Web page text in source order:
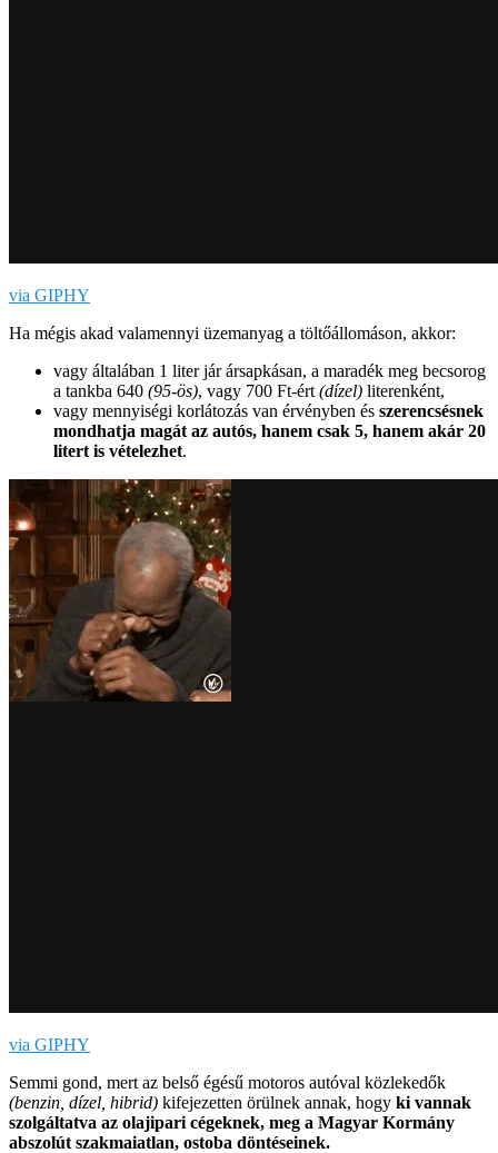
via GIPHY
Ha mégis akad valamennyi üzemanyag a töltőállomáson, akkor:
vagy általában 1 liter jár ársapkásan, a maradék meg becsorog
a tankba 640 (95-ös), vagy 700 Ft-ért (dízel) literenként,
vagy mennyiségi korlátozás van érvényben és szerencsésnek
mondhatja magát az autós, hanem csak 5, hanem akár 20
litert is vételezhet.
via GIPHY
Semmi gond, mert az belső égésű motoros autóval közlekedők
(benzin, dízel, hibrid) kifejezetten örülnek annak, hogy ki vannak
szolgáltatva az olajipari cégeknek, meg a Magyar Kormány
abszolút szakmaiatlan, ostoba döntéseinek.